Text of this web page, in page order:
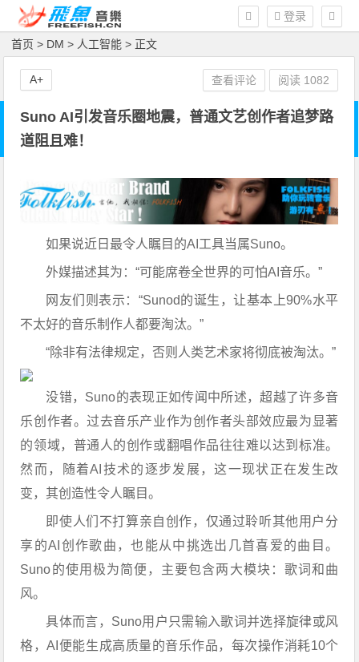
登录
首页 > DM > 人工智能 > 正文
Suno AI引发音乐圈地震，普通文艺创作者追梦路
道阻且难！
如果说近日最令人瞩目的AI工具当属Suno。
外媒描述其为：“可能席卷全世界的可怕AI音乐。”
网友们则表示：“Sunod的诞生，让基本上90%水平
不太好的音乐制作人都要淘汰。”
“除非有法律规定，否则人类艺术家将彻底被淘汰。”
没错，Suno的表现正如传闻中所述，超越了许多音
乐创作者。过去音乐产业作为创作者头部效应最为显著
的领域，普通人的创作或翻唱作品往往难以达到标准。
然而，随着AI技术的逐步发展，这一现状正在发生改
变，其创造性令人瞩目。
即使人们不打算亲自创作，仅通过聆听其他用户分
享的AI创作歌曲，也能从中挑选出几首喜爱的曲目。
Suno的使用极为简便，主要包含两大模块：歌词和曲
风。
具体而言，Suno用户只需输入歌词并选择旋律或风
格，AI便能生成高质量的音乐作品，每次操作消耗10个
查看评论 阅读 1082
A+